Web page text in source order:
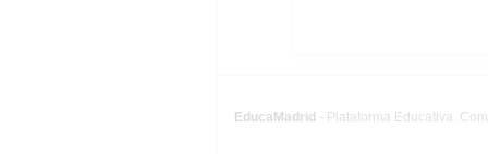
EducaMadrid - Plataforma Educativa.